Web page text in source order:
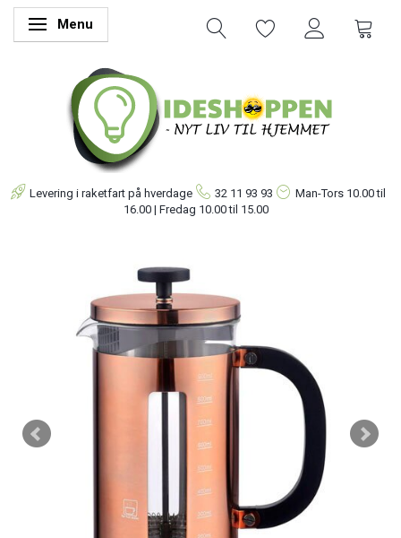
Skifte navigation
Menu
Levering i raketfart på hverdage 32 11 93 93 Man-Tors 10.00 til
16.00 | Fredag 10.00 til 15.00